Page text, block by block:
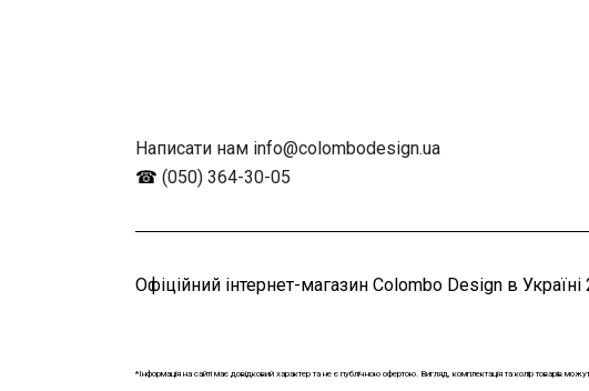
Написати нам info@colombodesign.ua
☎ (050) 364-30-05
Офіційний інтернет-магазин Colombo Design в
*Інформація на сайті має довідковий характер та не є публічною офертою. Вигляд, комплектація та колір товарів